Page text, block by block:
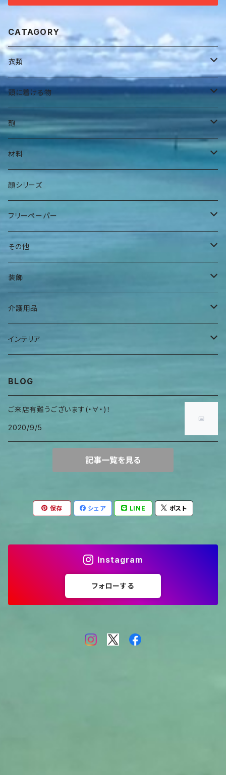
CATAGORY
衣類
全身衣
身上衣
身下衣
肌着
頭に着ける物
帽子
髪留め
巻物
ヘアバンド
鞄
腰鞄
肩掛け鞄
袋物
その他
材料
手染糸
顔シリーズ
フリーペーパー
夕焼けアパート
その他
曼荼羅マース玉
ハンギングインテリア
ヒーリングアイテム
装飾
腕輪
首巻物
介護用品
ウロガードカバー
インテリア
BLOG
ご来店有難うございます(・∀・)！
2020/9/5
記事一覧を見る
保存 シェア LINE ポスト
Instagram
フォローする